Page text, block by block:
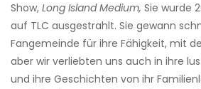
Show, Long Island Medium, Sie wurde
auf TLC ausgestrahlt. Sie gewann
Fangemeinde für ihre Fähigkeit, mit
aber wir verliebten uns auch in ihre
und ihre Geschichten von ihr